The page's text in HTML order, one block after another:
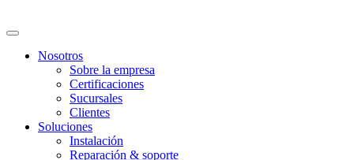
Nosotros
Sobre la empresa
Certificaciones
Sucursales
Clientes
Soluciones
Instalación
Reparación & soporte